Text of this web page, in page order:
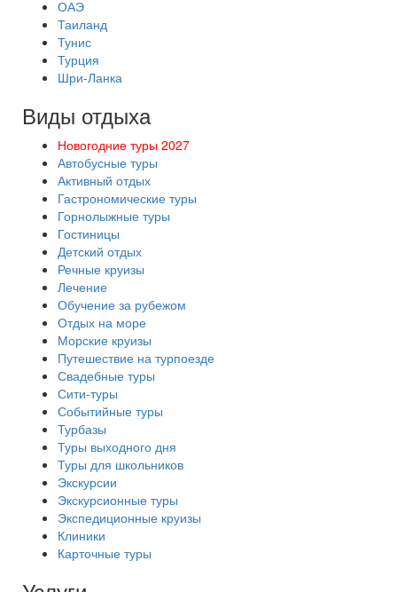
ОАЭ
Таиланд
Тунис
Турция
Шри-Ланка
Виды отдыха
Новогодние туры 2027
Автобусные туры
Активный отдых
Гастрономические туры
Горнолыжные туры
Гостиницы
Детский отдых
Речные круизы
Лечение
Обучение за рубежом
Отдых на море
Морские круизы
Путешествие на турпоезде
Свадебные туры
Сити-туры
Событийные туры
Турбазы
Туры выходного дня
Туры для школьников
Экскурсии
Экскурсионные туры
Экспедиционные круизы
Клиники
Карточные туры